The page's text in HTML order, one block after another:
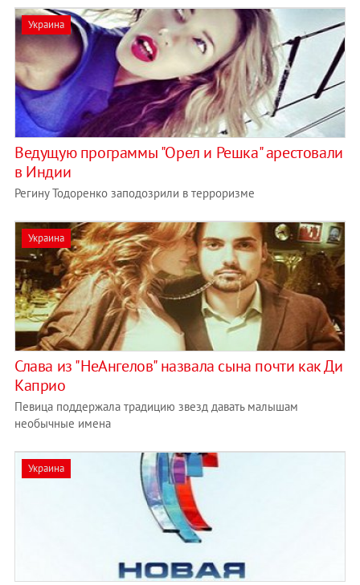
Украина
Ведущую программы "Орел и Решка" арестовали
в Индии
Регину Тодоренко заподозрили в терроризме
Украина
Слава из "НеАнгелов" назвала сына почти как Ди
Каприо
Певица поддержала традицию звезд давать малышам
необычные имена
Украина